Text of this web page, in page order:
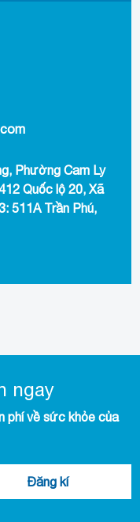
Phường Cam Ly
Quốc lộ 20, Xã
511A Trần Phú,
ngay
phí về sức khỏe của